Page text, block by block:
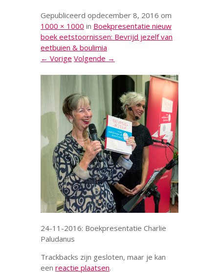
Gepubliceerd opdecember 8, 2016 om
1000 × 1000 in Boekpresentatie nieuw
boek eetstoornissen: Bevrijd jezelf van
eetbuien & boulimia
← Vorige Volgende →
24-11-2016: Boekpresentatie Charlie
Paludanus
Trackbacks zijn gesloten, maar je kan
een reactie plaatsen.